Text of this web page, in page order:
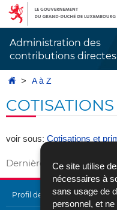
Ce site utilise
nécessaires à
sans usage de
personnel, et
Aller
navigation
Aller
au
Administration des
contributions directes
AccueilA à Z
voir sous:Cotisations et
Dernière mise à jour02/
Profil de l'Administration